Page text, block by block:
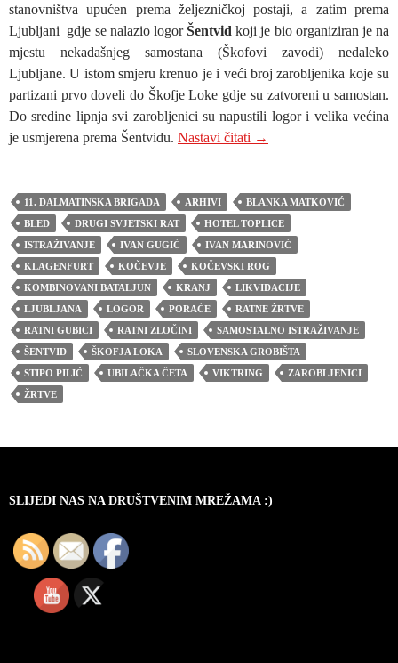
stanovništva upućen prema željezničkoj postaji, a zatim prema
Ljubljani gdje se nalazio logorŠentvid koji je bio organiziran je na
mjestu nekadašnjeg samostana (Škofovi zavodi) nedaleko
Ljubljane. U istom smjeru krenuo je i veći broj zarobljenika koje su
partizani prvo doveli do Škofje Loke gdje su zatvoreni u samostan.
Do sredine lipnja svi zarobljenici su napustili logor i velika većina
je usmjerena prema Šentvidu. Nastavi čitati BLED: GDJE JE
→
11. DALMATINSKA BRIGADA ARHIVI
BLANKA MATKOVIĆ
BLED
DRUGI SVJETSKI RAT
HOTEL TOPLICE
ISTRAŽIVANJE
IVAN GUGIĆ
IVAN MARINOVIĆ
KLAGENFURT
KOČEVJE
KOČEVSKI ROG
KOMBINOVANI BATALJUN
KRANJ
LIKVIDACIJE
LJUBLJANA
LOGOR PORAĆE
RATNE ŽRTVE
RATNI GUBICI
RATNI ZLOČINI
SAMOSTALNO ISTRAŽIVANJE
ŠENTVID
ŠKOFJA LOKA
SLOVENSKA GROBIŠTA
STIPO PILIĆ
UBILAČKA ČETA VIKTRING
ZAROBLJENICI
ŽRTVE
SLIJEDI NAS NA DRUŠTVENIM MREŽAMA :)